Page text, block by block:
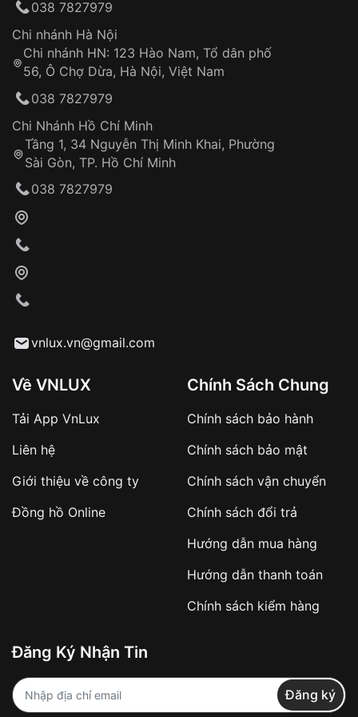
Hotline: 0585 215 215
Từ khóa SEO:
Khách hàng kiểm tra và thanh toán trực tiếp
Từ khóa SEO:
sản phẩm đặc biệt
hàng
Số tiền còn lại thanh toán khi nhận hàng hoặc
✔️ Đảm bảo xử lý đơn hàng nhanh chóng
✔️ Hạn chế tình trạng hủy đơn không mong
Từ khóa SEO:
thống VNLUX
Đảm bảo quyền lợi khách hàng
Đồng hành cùng khách hàng trong suốt quá
trình sử dụng
038 7827979
Chi nhánh Hà Nội
Chi nhánh HN: 123 Hào Nam, Tổ dân phố
56, Ô Chợ Dừa, Hà Nội, Việt Nam
038 7827979
Chi Nhánh Hồ Chí Minh
Tầng 1, 34 Nguyễn Thị Minh Khai, Phường
Sài Gòn, TP. Hồ Chí Minh
038 7827979
vnlux.vn@gmail.com
Về VNLUX
Tải App VnLux
Liên hệ
Giới thiệu về công ty
Đồng hồ Online
Chính Sách Chung
Chính sách bảo hành
Chính sách bảo mật
Chính sách vận chuyển
Chính sách đổi trả
Hướng dẫn mua hàng
Hướng dẫn thanh toán
Chính sách kiểm hàng
Đăng Ký Nhận Tin
Đăng ký